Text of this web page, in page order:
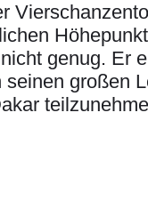
genug. Er
großen